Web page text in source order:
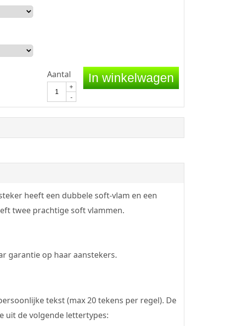
Aantal
+
-
In winkelwagen
heeft een dubbele soft-vlam en een
twee prachtige soft vlammen.
garantie op haar aanstekers.
tekst (max 20 tekens per regel). De
uit de volgende lettertypes: